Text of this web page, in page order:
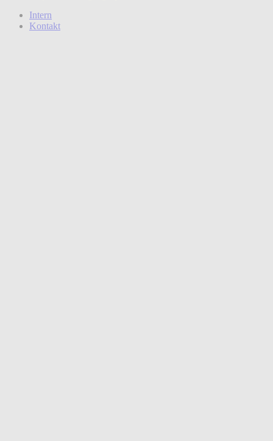
Intern
Kontakt